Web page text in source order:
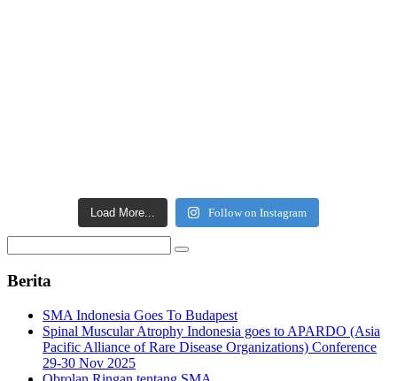
Load More... Follow on Instagram
for:
Berita
SMA Indonesia Goes To Budapest
Spinal Muscular Atrophy Indonesia goes to APARDO (Asia
Pacific Alliance of Rare Disease Organizations) Conference
29-30 Nov 2025